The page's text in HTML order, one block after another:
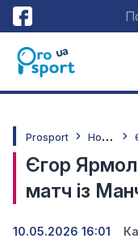
Prosport Н
овини
Єгор
матч із
10.05.2026 16:01